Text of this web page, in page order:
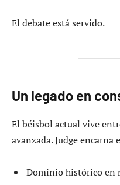
El debate está servido.
Un legado en
El béisbol actual vive
avanzada. Judge encarna
Dominio histórico en